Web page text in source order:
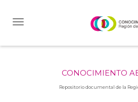
CONOCIMIENTO
Repositorio documental de la